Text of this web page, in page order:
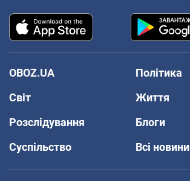
OBOZ.UA
Політика
Світ
Життя
Розслідування
Блоги
Суспільство
Всі новини